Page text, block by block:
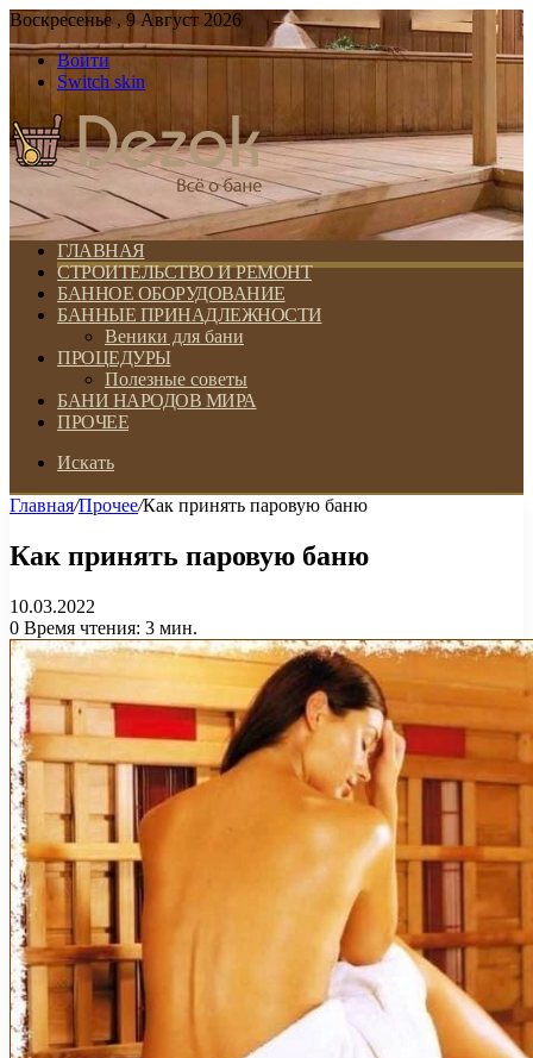
Воскресенье , 9 Август 2026
Войти
Switch skin
ГЛАВНАЯ
СТРОИТЕЛЬСТВО И РЕМОНТ
БАННОЕ ОБОРУДОВАНИЕ
БАННЫЕ ПРИНАДЛЕЖНОСТИ
Веники для бани
ПРОЦЕДУРЫ
Полезные советы
БАНИ НАРОДОВ МИРА
ПРОЧЕЕ
Искать
Главная/Прочее/Как принять паровую баню
Как принять паровую баню
10.03.2022
0 Время чтения: 3 мин.